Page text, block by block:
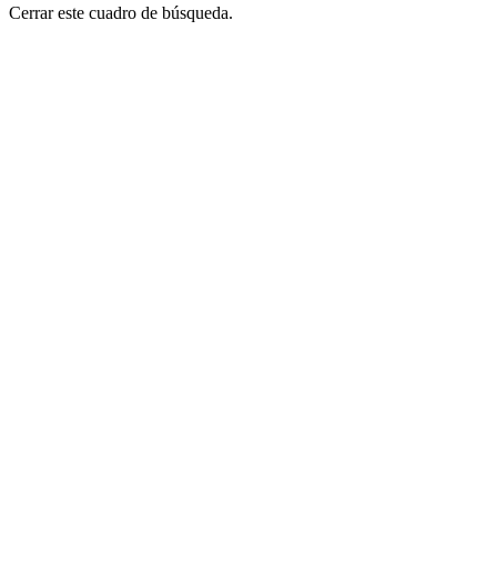
Cerrar este cuadro de búsqueda.